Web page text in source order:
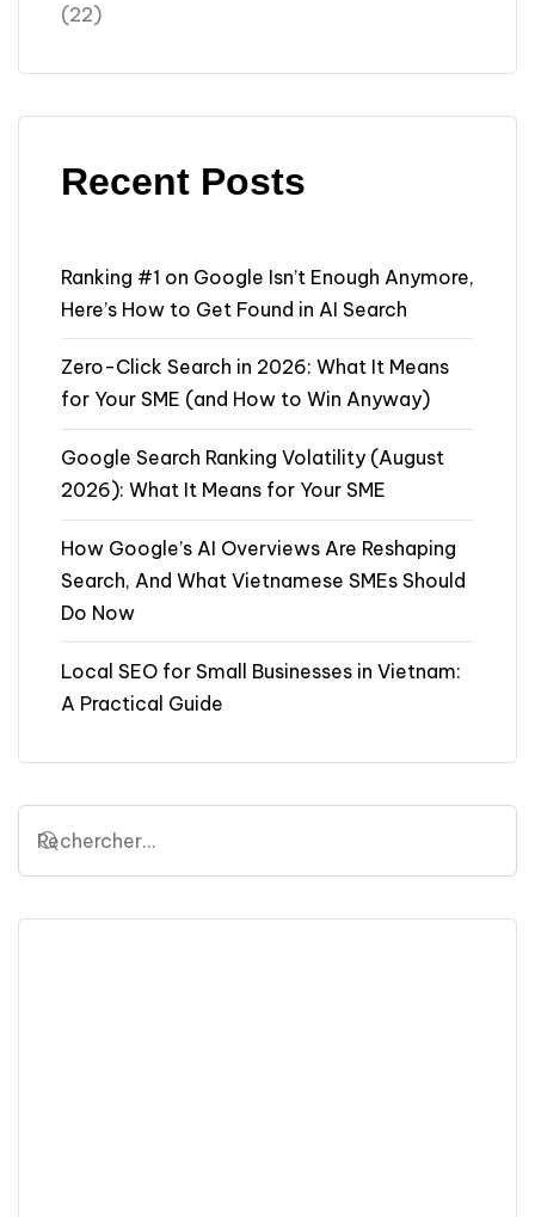
(22)
Recent Posts
Ranking #1 on Google Isn’t Enough Anymore,
Here’s How to Get Found in AI Search
Zero-Click Search in 2026: What It Means
for Your SME (and How to Win Anyway)
Google Search Ranking Volatility (August
2026): What It Means for Your SME
How Google’s AI Overviews Are Reshaping
Search, And What Vietnamese SMEs Should
Do Now
Local SEO for Small Businesses in Vietnam:
A Practical Guide